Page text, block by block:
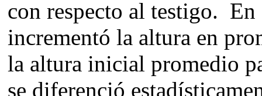
con respecto al testigo.
incrementó la altura en
la altura inicial promedio
se diferenció